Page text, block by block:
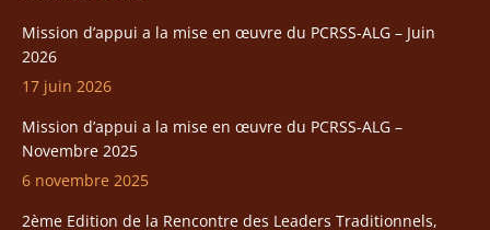
Mission d’appui a la mise en œuvre du PCRSS-ALG – Juin
2026
17 juin 2026
Mission d’appui a la mise en œuvre du PCRSS-ALG –
Novembre 2025
6 novembre 2025
2ème Edition de la Rencontre des Leaders Traditionnels,